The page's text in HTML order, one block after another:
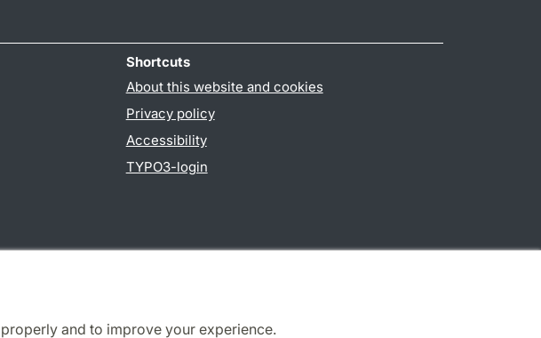
and to improve your experience.
Shortcuts
About this website and cookies
Privacy policy
Accessibility
TYPO3-login